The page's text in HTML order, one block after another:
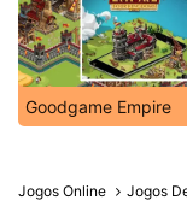
Goodgame Empire
Jogos Online Jogos